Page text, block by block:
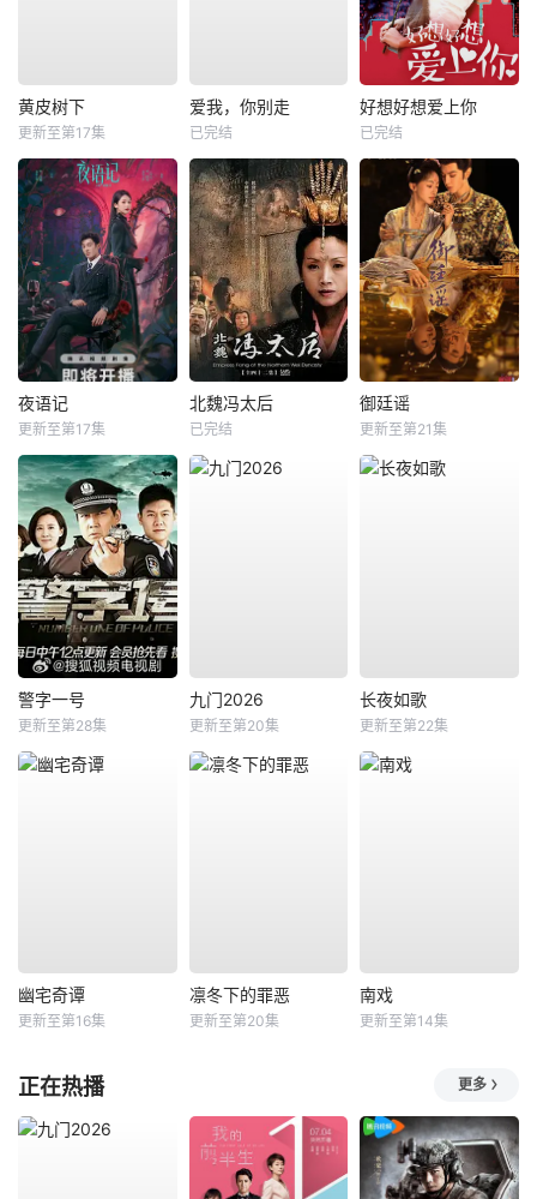
黄皮树下
更新至第17集
爱我，你别走
已完结
好想好想爱上你
已完结
夜语记
更新至第17集
北魏冯太后
已完结
御廷谣
更新至第21集
警字一号
更新至第28集
九门2026
更新至第20集
长夜如歌
更新至第22集
幽宅奇谭
更新至第16集
凛冬下的罪恶
更新至第20集
南戏
更新至第14集
正在热播 更多